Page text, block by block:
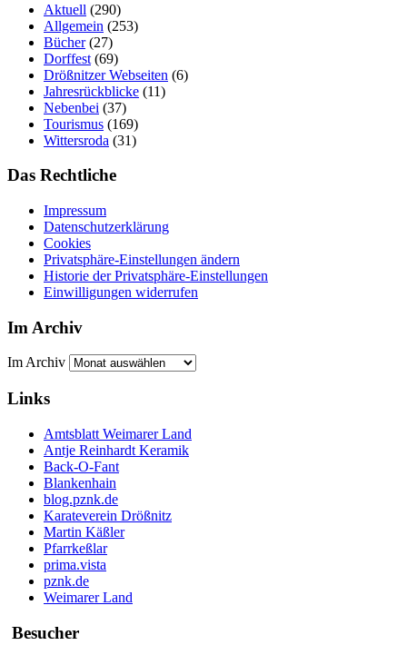
Aktuell (290)
Allgemein (253)
Bücher(27)
Dorffest (69)
Drößnitzer Webseiten (6)
Jahresrückblicke (11)
Nebenbei (37)
Tourismus (169)
Wittersroda (31)
Das Rechtliche
Impressum
Datenschutzerklärung
Cookies
Privatsphäre-Einstellungen ändern
Historie der Privatsphäre-Einstellungen
Einwilligungen widerrufen
Im Archiv
Im Archiv
Links
Amtsblatt Weimarer Land
Antje Reinhardt Keramik
Back-O-Fant
Blankenhain
blog.pznk.de
Karateverein Drößnitz
Martin Käßler
Pfarrkeßlar
prima.vista
pznk.de
Weimarer Land
Besucher